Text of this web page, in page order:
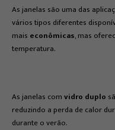
As janelas são uma das
vários tipos diferentes
mais econômicas, mas
temperatura.
As janelas comvidro duplo
reduzindo a perda de calor
durante o verão.